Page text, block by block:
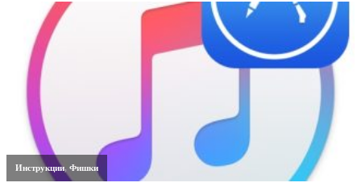
Инструкции,Фишки